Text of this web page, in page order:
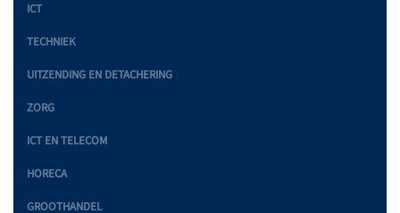
ICT
TECHNIEK
UITZENDING EN DETACHERING
ZORG
ICT EN TELECOM
HORECA
GROOTHANDEL